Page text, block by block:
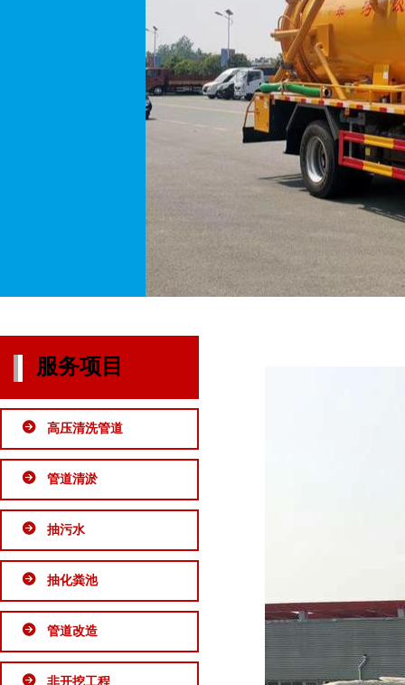
服务项目
高压清洗管道
管道清淤
抽污水
抽化粪池
管道改造
非开挖工程